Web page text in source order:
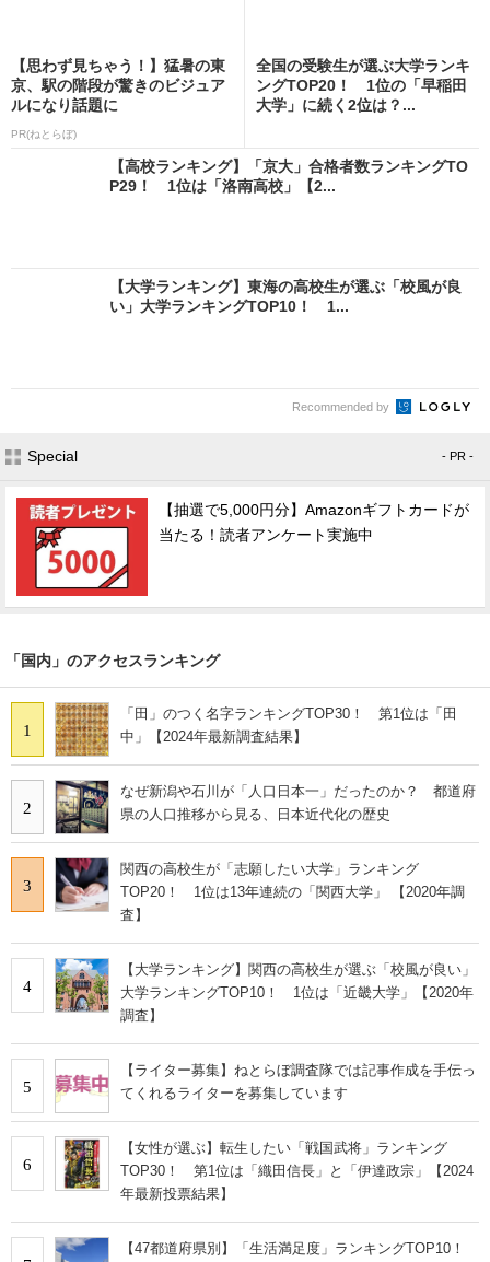
【思わず見ちゃう！】猛暑の東
京、駅の階段が驚きのビジュア
ルになり話題に
PR(ねとらぼ)
全国の受験生が選ぶ大学ランキ
ングTOP20！ 1位の「早稲田
大学」に続く2位は？...
【高校ランキング】「京大」合格者数ランキングTO
P29！ 1位は「洛南高校」【2...
【大学ランキング】東海の高校生が選ぶ「校風が良
い」大学ランキングTOP10！ 1...
Recommended by
Special - PR -
【抽選で5,000円分】Amazonギフトカードが
当たる！読者アンケート実施中
「国内」のアクセスランキング
1
「田」のつく名字ランキングTOP30！ 第1位は「田
中」【2024年最新調査結果】
2
なぜ新潟や石川が「人口日本一」だったのか？ 都道府
県の人口推移から見る、日本近代化の歴史
3
関西の高校生が「志願したい大学」ランキング
TOP20！ 1位は13年連続の「関西大学」 【2020年調
査】
4
【大学ランキング】関西の高校生が選ぶ「校風が良い」
大学ランキングTOP10！ 1位は「近畿大学」【2020年
調査】
5
【ライター募集】ねとらぼ調査隊では記事作成を手伝っ
てくれるライターを募集しています
6
【女性が選ぶ】転生したい「戦国武将」ランキング
TOP30！ 第1位は「織田信長」と「伊達政宗」【2024
年最新投票結果】
【47都道府県別】「生活満足度」ランキングTOP10！